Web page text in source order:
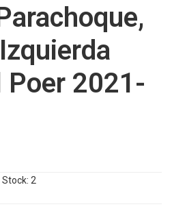
Poer 2021-
Stock: 2